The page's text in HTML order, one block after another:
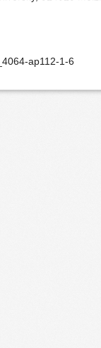
ap112-1-6